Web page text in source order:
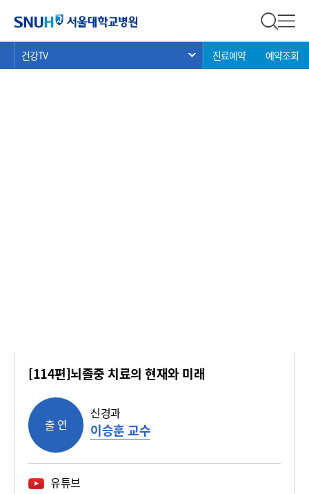
전체 검
현
재
건강TV 서브 메뉴 목록 열기
진료예약 예약조회
건강 TV
[114편]뇌졸중 치료의 현재와 미래
출 연
신경과
이승훈 교수
유튜브